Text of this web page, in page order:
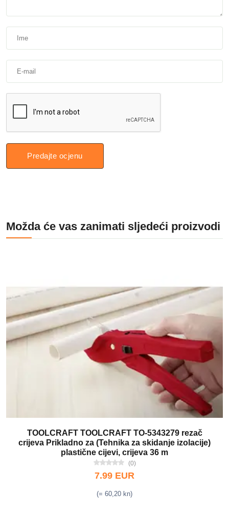
Predajte ocjenu
Možda će vas zanimati sljedeći proizvodi
TOOLCRAFT TOOLCRAFT TO-5343279 rezač
crijeva Prikladno za (Tehnika za skidanje izolacije)
plastične cijevi, crijeva 36 m
(0)
7.99 EUR
(= 60,20 kn)